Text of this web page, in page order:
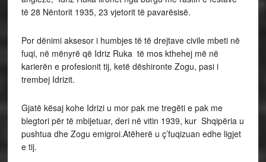
të 28 Nëntorit 1935, 23 vjetorit të pavarësisë.
Por dënimi aksesor i humbjes të të drejtave civile mbeti në
fuqi, në mënyrë që Idriz Ruka të mos kthehej më në
karierën e profesionit tij, ketë dëshironte Zogu, pasi i
trembej Idrizit.
Gjatë kësaj kohe Idrizi u mor pak me tregëti e pak me
blegtori për të mbijetuar, deri në vitin 1939, kur Shqipëria u
pushtua dhe Zogu emigroi.Atëherë u ç’fuqizuan edhe ligjet
e tij.